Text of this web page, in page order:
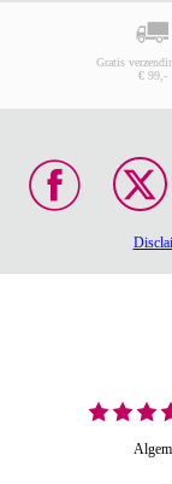
Gratis
€ 99,-